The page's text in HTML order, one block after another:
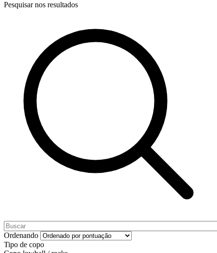
Pesquisar nos resultados
Ordenando
Tipo de copo